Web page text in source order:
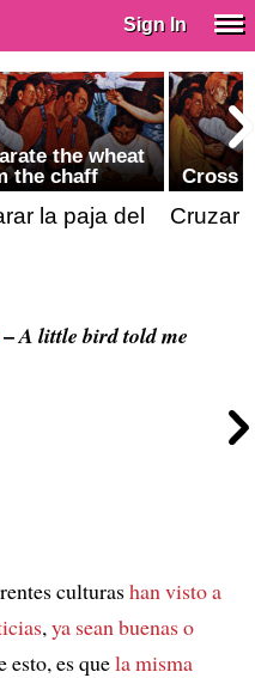
Sign In
the wheat
the chaff
la paja del
Cross
Cruzar
–A little bird told me
culturashan visto a
, ya sean buenas o
es quela misma